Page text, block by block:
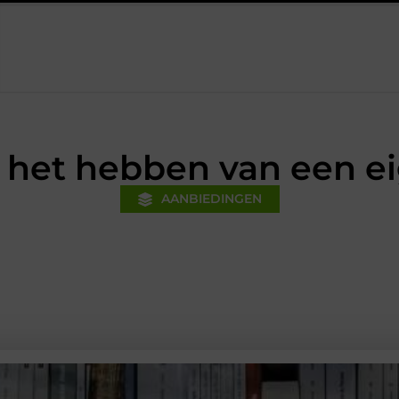
voorsprong voor jouw mkb-bedrijf met een boekhouder in
hebben van een
AANBIEDINGEN